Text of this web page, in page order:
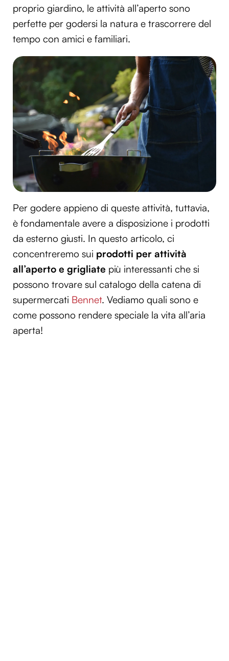
proprio giardino, le attività all’aperto sono
perfette per godersi la natura e trascorrere del
tempo con amici e familiari.
Per godere appieno di queste attività, tuttavia,
è fondamentale avere a disposizione i prodotti
da esterno giusti. In questo articolo, ci
concentreremo sui prodotti per attività
all’aperto e grigliate più interessanti che si
possono trovare sul catalogo della catena di
supermercati Bennet. Vediamo quali sono e
come possono rendere speciale la vita all’aria
aperta!